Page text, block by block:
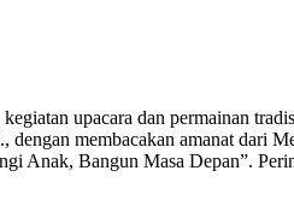
upacara dan permainan
membacakan amanat dari
Anak, Bangun Masa Depan”.